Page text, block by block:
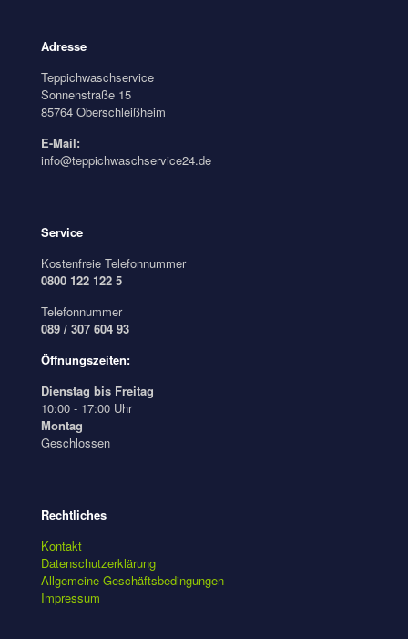
Adresse
Teppichwaschservice
Sonnenstraße 15
85764 Oberschleißheim
E-Mail:
info@teppichwaschservice24.de
Service
Kostenfreie Telefonnummer
0800 122 122 5
Telefonnummer
089 / 307 604 93
Öffnungszeiten:
Dienstag bis Freitag
10:00 - 17:00 Uhr
Montag
Geschlossen
Rechtliches
Kontakt
Datenschutzerklärung
Allgemeine Geschäftsbedingungen
Impressum